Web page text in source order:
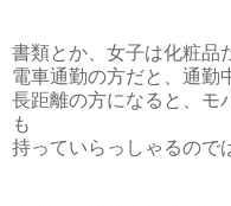
書類とか、女子は化粧品
電車通勤の方だと、通勤
長距離の方になると、モ
も
持っていらっしゃるので